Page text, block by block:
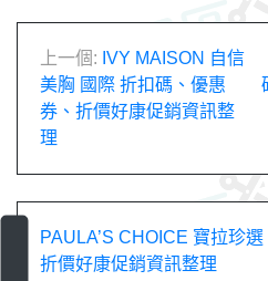
文
章
導
覽
上一個: IVY MAISON 自信
美胸 國際 折扣碼、優惠
券、折價好康促銷資訊整
理
PAULA’S CHOICE 寶拉珍
折價好康促銷資訊整理